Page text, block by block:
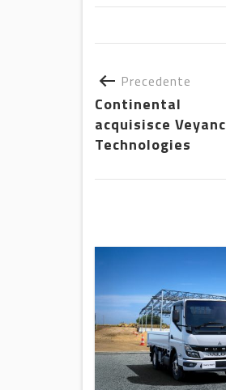
Precedente
Continental
acquisisce
Technologies